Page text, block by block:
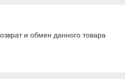
и обмен данного товара